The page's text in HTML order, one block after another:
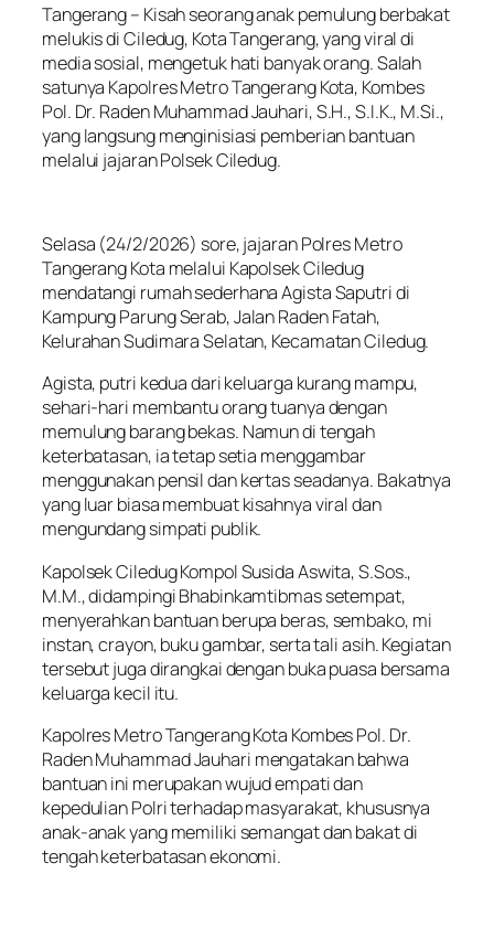
Tangerang – Kisah seorang anak pemulung berbakat
melukis di Ciledug, Kota Tangerang, yang viral di
media sosial, mengetuk hati banyak orang. Salah
satunya Kapolres Metro Tangerang Kota, Kombes
Pol. Dr. Raden Muhammad Jauhari, S.H., S.I.K., M.Si.,
yang langsung menginisiasi pemberian bantuan
melalui jajaran Polsek Ciledug.
Selasa (24/2/2026) sore, jajaran Polres Metro
Tangerang Kota melalui Kapolsek Ciledug
mendatangi rumah sederhana Agista Saputri di
Kampung Parung Serab, Jalan Raden Fatah,
Kelurahan Sudimara Selatan, Kecamatan Ciledug.
Agista, putri kedua dari keluarga kurang mampu,
sehari-hari membantu orang tuanya dengan
memulung barang bekas. Namun di tengah
keterbatasan, ia tetap setia menggambar
menggunakan pensil dan kertas seadanya. Bakatnya
yang luar biasa membuat kisahnya viral dan
mengundang simpati publik.
Kapolsek Ciledug Kompol Susida Aswita, S.Sos.,
M.M., didampingi Bhabinkamtibmas setempat,
menyerahkan bantuan berupa beras, sembako, mi
instan, crayon, buku gambar, serta tali asih. Kegiatan
tersebut juga dirangkai dengan buka puasa bersama
keluarga kecil itu.
Kapolres Metro Tangerang Kota Kombes Pol. Dr.
Raden Muhammad Jauhari mengatakan bahwa
bantuan ini merupakan wujud empati dan
kepedulian Polri terhadap masyarakat, khususnya
anak-anak yang memiliki semangat dan bakat di
tengah keterbatasan ekonomi.